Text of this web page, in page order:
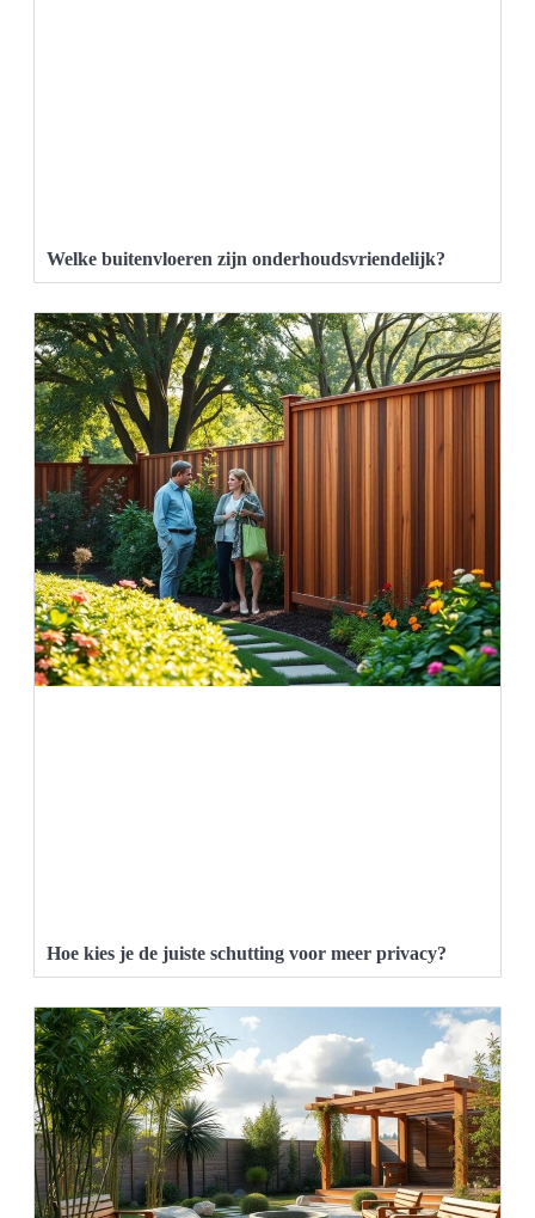
Welke buitenvloeren zijn onderhoudsvriendelijk?
Hoe kies je de juiste schutting voor meer privacy?